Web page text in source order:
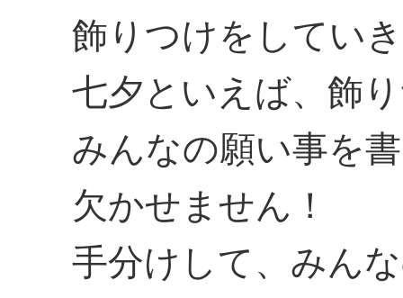
飾りつけをしてい
七夕といえば、飾
みんなの願い事を
欠かせません！
手分けして、みん